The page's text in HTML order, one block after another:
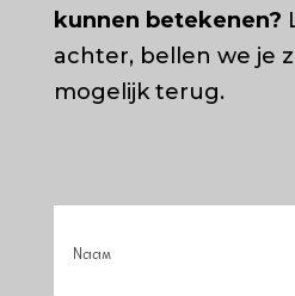
kunnen betekenen?
achter, bellen we je
mogelijk terug.